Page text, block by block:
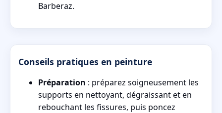
Barberaz.
Conseils pratiques en peinture
Préparation : préparez soigneusement les
supports en nettoyant, dégraissant et en
rebouchant les fissures, puis poncez